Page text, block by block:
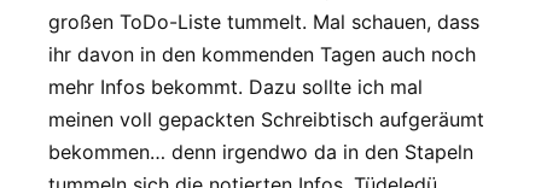
großen ToDo-Liste tummelt. Mal schauen, dass
ihr davon in den kommenden Tagen auch noch
mehr Infos bekommt. Dazu sollte ich mal
meinen voll gepackten Schreibtisch aufgeräumt
bekommen… denn irgendwo da in den Stapeln